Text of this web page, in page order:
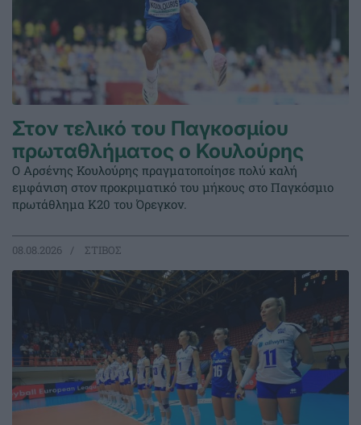
Στον τελικό του Παγκοσμίου
πρωταθλήματος ο Κουλούρης
Ο Αρσένης Κουλούρης πραγματοποίησε πολύ καλή
εμφάνιση στον προκριματικό του μήκους στο Παγκόσμιο
πρωτάθλημα Κ20 του Όρεγκον.
08.08.2026 ΣΤΙΒΟΣ